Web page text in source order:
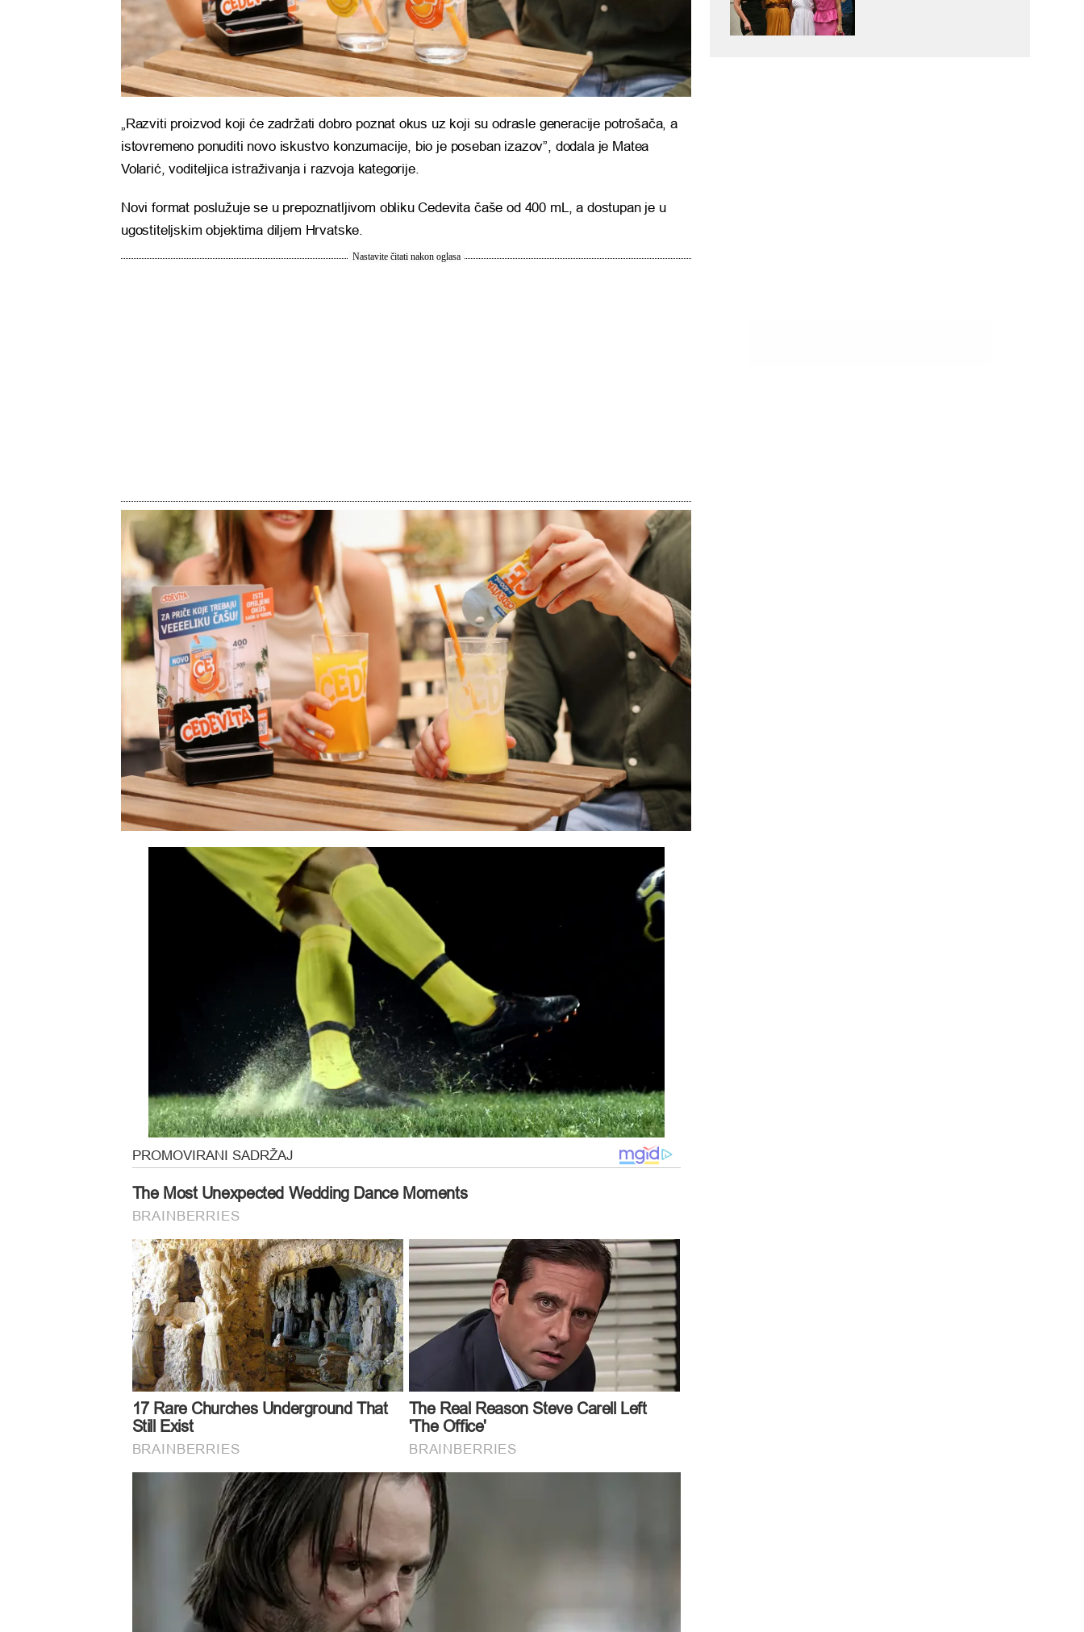
„Razviti proizvod koji će zadržati dobro poznat okus uz koji su odrasle generacije potrošača, a
istovremeno ponuditi novo iskustvo konzumacije, bio je poseban izazov”, dodala je Matea
Volarić, voditeljica istraživanja i razvoja kategorije.
Novi format poslužuje se u prepoznatljivom obliku Cedevita čaše od 400 mL, a dostupan je u
ugostiteljskim objektima diljem Hrvatske.
Nastavite čitati nakon oglasa